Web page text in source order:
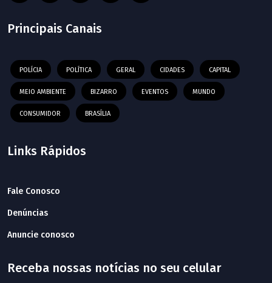
Principais Canais
POLÍCIA POLÍTICA GERAL CIDADES CAPITAL
MEIO AMBIENTE BIZARRO EVENTOS MUNDO
CONSUMIDOR BRASÍLIA
Links Rápidos
Fale Conosco
Denúncias
Anuncie conosco
Receba nossas notícias no seu celular